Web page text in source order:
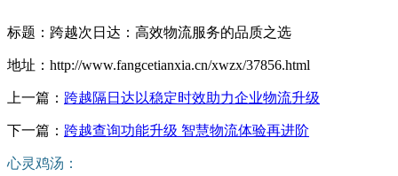
标题：跨越次日达：高效物流服务的品质之选
地址：http://www.fangcetianxia.cn/xwzx/37856.html
上一篇： 跨越隔日达以稳定时效助力企业物流升级
下一篇： 跨越查询功能升级 智慧物流体验再进阶
心灵鸡汤：